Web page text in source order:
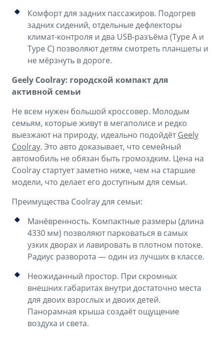
Комфорт для задних пассажиров. Подогрев
задних сидений, отдельные дефлекторы
климат-контроля и два USB-разъёма (Type A и
Type C) позволяют детям смотреть планшеты и
не мёрзнуть в дороге.
Geely Coolray: городской компакт для
активной семьи
Не всем нужен большой кроссовер. Молодым
семьям, которые живут в мегаполисе и редко
выезжают на природу, идеально подойдётGeely
Coolray. Это авто доказывает, что семейный
автомобиль не обязан быть громоздким. Цена на
Coolray стартует заметно ниже, чем на старшие
модели, что делает его доступным для семьи.
Преимущества Coolray для семьи:
Манёвренность. Компактные размеры (длина
4330 мм) позволяют парковаться в самых
узких дворах и лавировать в плотном потоке.
Радиус разворота — один из лучших в классе.
Неожиданный простор. При скромных
внешних габаритах внутри достаточно места
для двоих взрослых и двоих детей.
Панорамная крыша создаёт ощущение
воздуха и света.